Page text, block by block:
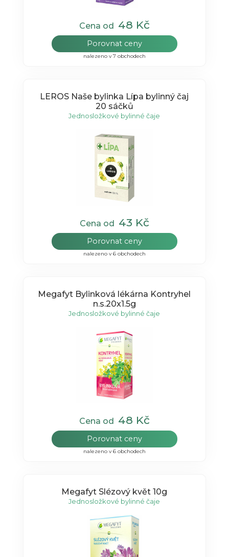
Cena od 48 Kč
Porovnat ceny
nalezeno v 7 obchodech
LEROS Naše bylinka Lípa bylinný čaj
20 sáčků
Jednosložkové bylinné čaje
Cena od 43 Kč
Porovnat ceny
nalezeno v 6 obchodech
Megafyt Bylinková lékárna Kontryhel
n.s.20x1.5g
Jednosložkové bylinné čaje
Cena od 48 Kč
Porovnat ceny
nalezeno v 6 obchodech
Megafyt Slézový květ 10g
Jednosložkové bylinné čaje